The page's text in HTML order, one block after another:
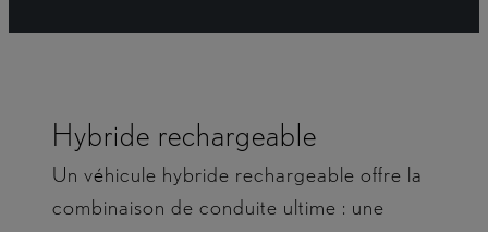
Hybride rechargeable
Un véhicule hybride rechargeable offre la
combinaison de conduite ultime : une